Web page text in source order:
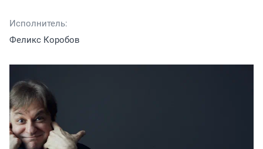
Исполнитель:
Феликс Коробов